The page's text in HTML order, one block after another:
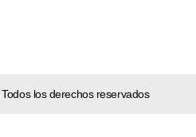
los derechos reservados